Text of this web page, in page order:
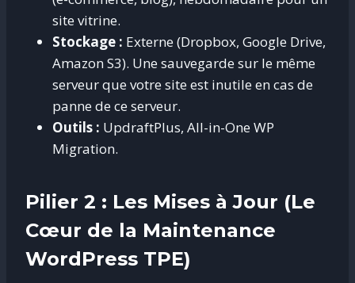
site vitrine.
Stockage : Externe (Dropbox, Google Drive,
Amazon S3). Une sauvegarde sur le même
serveur que votre site est inutile en cas de
panne de ce serveur.
Outils : UpdraftPlus, All-in-One WP
Migration.
Pilier 2 : Les Mises à Jour (Le
Cœur de la Maintenance
WordPress TPE)